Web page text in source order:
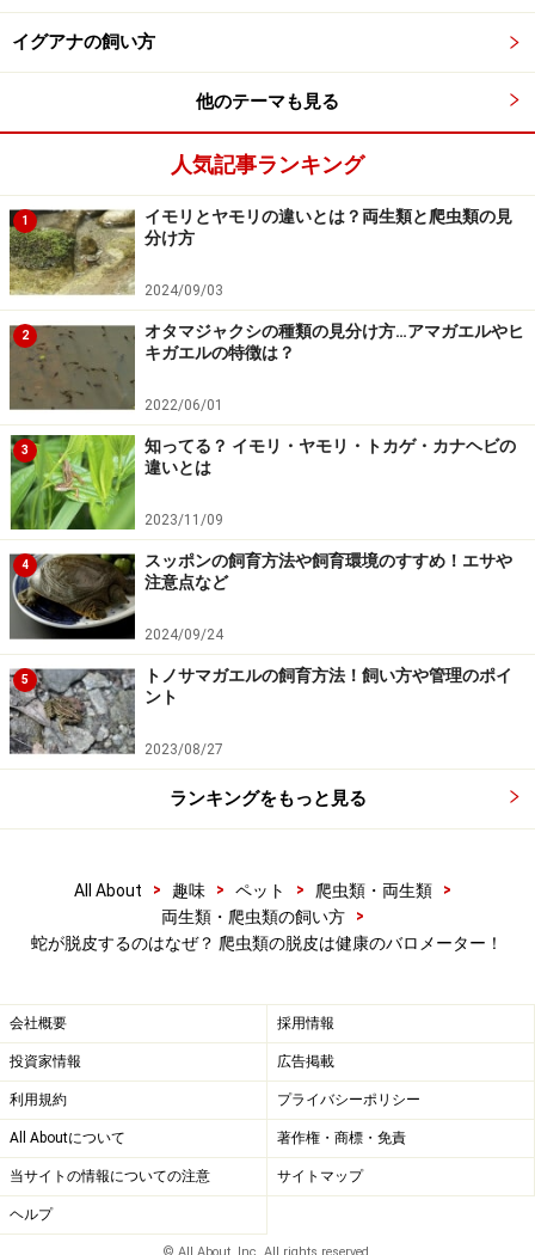
よく、受ける質問なのですが、脱皮の頻度というのは何
か決まりがあるのでしょうか？
おそらく、彼らの中の何らかの因子の都合という決まり
はあるのでしょうが、まだよくわかっていません。
したがって、結論を言えば、脱皮の頻度にルールはあり
ません。
ただし、その個体に適した環境で理想的な成長ができる
飼育をしてあげると、ヘビやヤモリの仲間は、比較的決
まった周期で脱皮することが多いようです。
よく聞くのは、幼体時のヘビで2週間に1回の割合で脱皮
するとかです。
逆に、パイソンの成体などのように大型の個体の場合は
1年に1回しか脱皮しないようなこともあります。
ですから、脱皮の頻度というのは、それほど気にするコ
トではないように思えますが、不健全な脱皮を、不定期
に行うよりも、健全な脱皮を定期的に行っている方が、
こちらの精神衛生上もいいわけです。
やはり普段の観察から、脱皮の記録をつけて、その個体
の個性を把握しておくことは良いに越したことではあり
爬虫類の脱皮不全
このように、飼育においても重要な脱皮ですが、しばし
す。
つまり、理想的でない脱皮のことです。
どのような脱皮が理想的かは、以降で詳しく説明すると
して、一般的な脱皮不全は
・ ヘビの場合・・・脱皮した皮が細かい断片になってい
る。また、その断片が脱皮後の体表にくっついたままに
イグアナの飼い方
他のテーマも見る
人気記事ランキング
1
イモリとヤモリの違いとは？両生類と爬虫類の見
分け方
2024/09/03
2
オタマジャクシの種類の見分け方…アマガエルやヒ
キガエルの特徴は？
2022/06/01
3
知ってる？ イモリ・ヤモリ・トカゲ・カナヘビの
違いとは
2023/11/09
4
スッポンの飼育方法や飼育環境のすすめ！エサや
注意点など
2024/09/24
5
トノサマガエルの飼育方法！飼い方や管理のポイ
ント
2023/08/27
ランキングをもっと見る
All About > 趣味 > ペット > 爬虫類・両生類
>
両生類・爬虫類の飼い方
>
蛇が脱皮するのはなぜ？ 爬虫類の脱皮は健康のバロメーター！
会社概要 採用情報
投資家情報 広告掲載
利用規約 プライバシーポリシー
All Aboutについて 著作権・商標・免責
当サイトの情報についての注意 サイトマップ
ヘルプ